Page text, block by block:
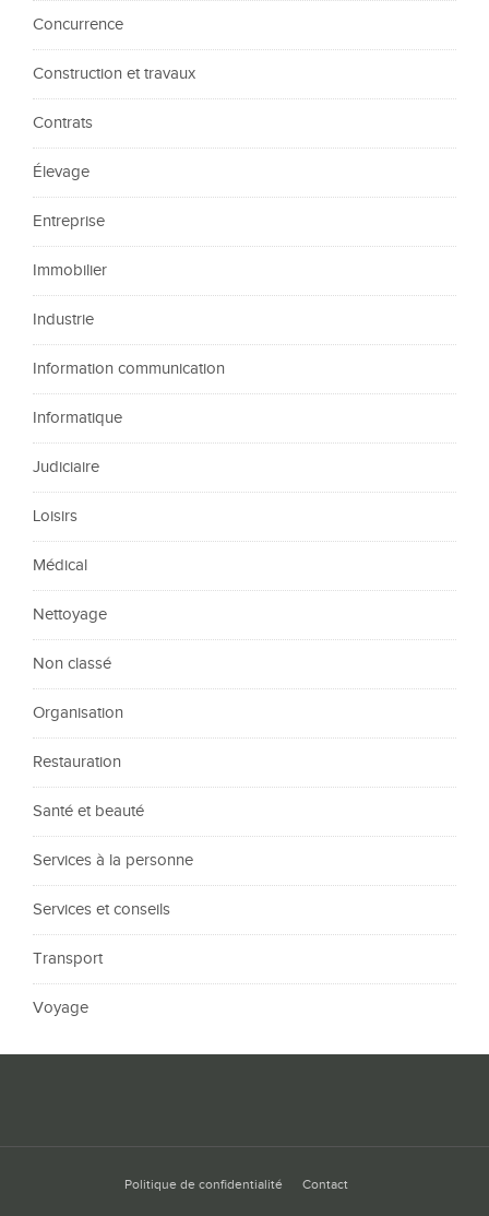
Concurrence
Construction et travaux
Contrats
Élevage
Entreprise
Immobilier
Industrie
Information communication
Informatique
Judiciaire
Loisirs
Médical
Nettoyage
Non classé
Organisation
Restauration
Santé et beauté
Services à la personne
Services et conseils
Transport
Voyage
Politique de confidentialité Contact